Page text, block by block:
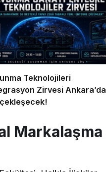
Teknolojileri
Zirvesi Ankara’da
Markalaşma